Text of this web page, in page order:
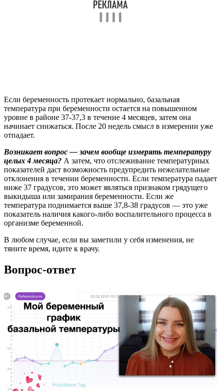
Если беременность протекает нормально, базальная
температура при беременности остается на повышенном
уровне в районе 37-37,3 в течение 4 месяцев, затем она
начинает снижаться. После 20 недель смысл в измерении уже
отпадает.
Возникает вопрос — зачем вообще измерять температуру
целых 4 месяца? А затем, что отслеживание температурных
показателей даст возможность предупредить нежелательные
отклонения в течении беременности. Если температура падает
ниже 37 градусов, это может являться признаком грядущего
выкидыша или замирания беременности. Если же
температура поднимается выше 37,8-38 градусов — это уже
показатель наличия какого-либо воспалительного процесса в
организме беременной.
В любом случае, если вы заметили у себя изменения, не
тяните время, идите к врачу.
Вопрос-ответ